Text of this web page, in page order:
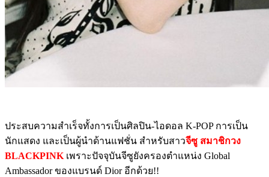
ประสบความสำเร็จทั้งการเป็นศิลปิน-ไอดอล K-POP การเป็น
นักแสดง และเป็นผู้นำด้านแฟชั่น สำหรับสาวจีซู สมาชิกวง
BLACKPINK เพราะปัจจุบันจีซูยังครองตำแหน่ง Global
Ambassador ของแบรนด์ Dior อีกด้วย!!